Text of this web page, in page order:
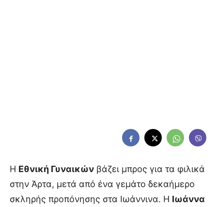
Η Εθνική Γυναικών βάζει μπρος για τα φιλικά
στην Άρτα, μετά από ένα γεμάτο δεκαήμερο
σκληρής προπόνησης στα Ιωάννινα. Η Ιωάννα